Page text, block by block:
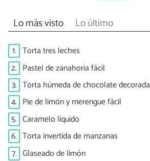
Lo más visto Lo último
1. Torta tres leches
2. Pastel de zanahoria fácil
3. Torta húmeda de chocolate decorada
4. Pie de limón y merengue fácil
5. Caramelo líquido
6. Torta invertida de manzanas
7. Glaseado de limón